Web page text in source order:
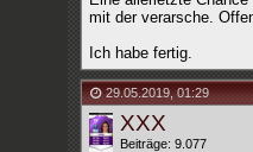
mit der verarsche.
Ich habe fertig.
29.05.2019,01:29
XXX
Beiträge: 9.077